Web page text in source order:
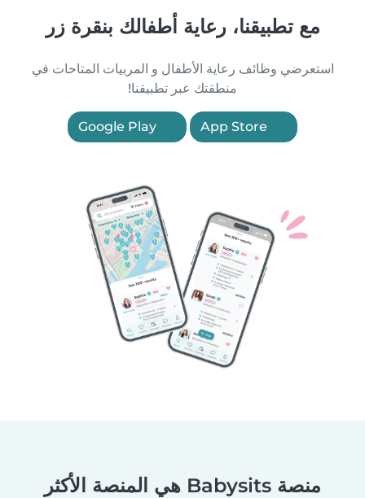
مع تطبيقنا، رعاية أطفالك بنقرة زر
استعرضي وظائف رعاية الأطفال و المربيات المتاحات في
منطقتك عبر تطبيقنا!
منصة Babysits هي المنصة الأكثر